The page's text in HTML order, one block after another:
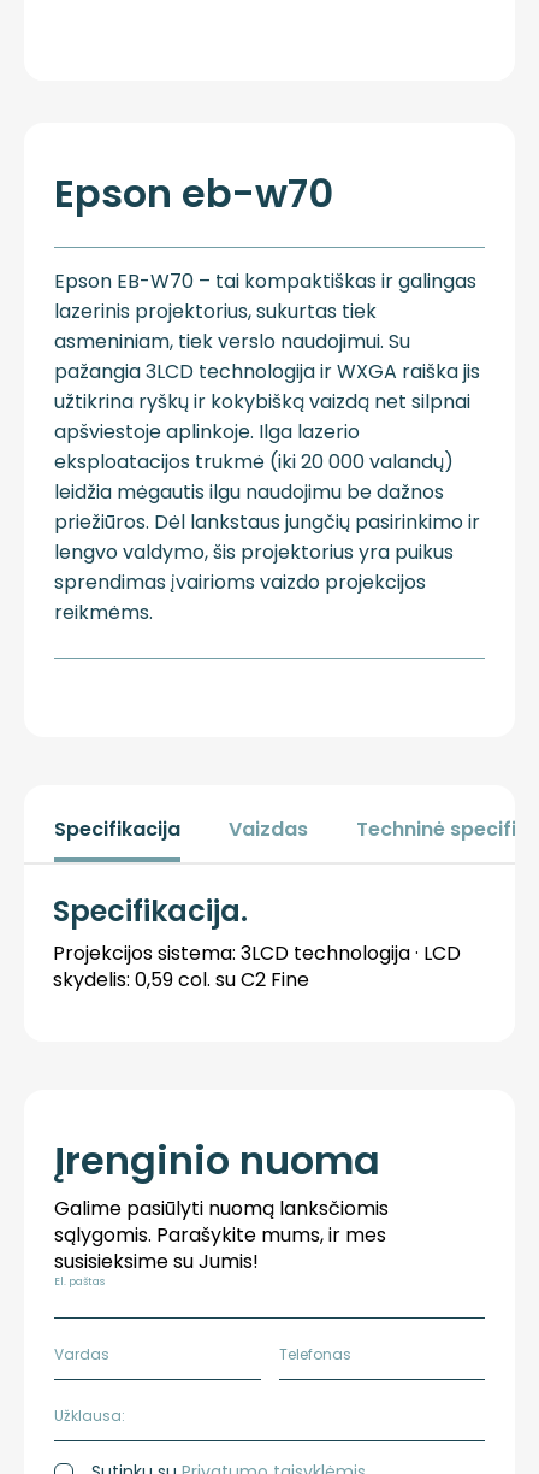
Epson eb-w70
Epson EB-W70 – tai kompaktiškas ir galingas
lazerinis projektorius, sukurtas tiek
asmeniniam, tiek verslo naudojimui. Su
pažangia 3LCD technologija ir WXGA raiška jis
užtikrina ryškų ir kokybišką vaizdą net silpnai
apšviestoje aplinkoje. Ilga lazerio
eksploatacijos trukmė (iki 20 000 valandų)
leidžia mėgautis ilgu naudojimu be dažnos
priežiūros. Dėl lankstaus jungčių pasirinkimo ir
lengvo valdymo, šis projektorius yra puikus
sprendimas įvairioms vaizdo projekcijos
reikmėms.
Specifikacija Vaizdas Techninė
Specifikacija.
Projekcijos sistema: 3LCD technologija · LCD
skydelis: 0,59 col. su C2 Fine
Įrenginio nuoma
Galime pasiūlyti nuomą lanksčiomis
sąlygomis. Parašykite mums, ir mes
susisieksime su Jumis!
El. paštas
Vardas Telefonas
Užklausa: